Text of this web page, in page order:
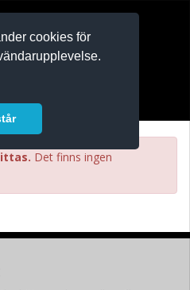
cookies för
Det finns ingen